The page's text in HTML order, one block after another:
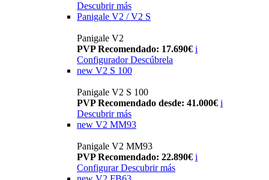
Descubrir más
Panigale V2 / V2 S
Panigale V2
PVP Recomendado: 17.690€ i
Configurador Descúbrela
new V2 S 100
Panigale V2 S 100
PVP Recomendado desde: 41.000€ i
Descubrir más
new V2 MM93
Panigale V2 MM93
PVP Recomendado: 22.890€ i
Configurar Descubrir más